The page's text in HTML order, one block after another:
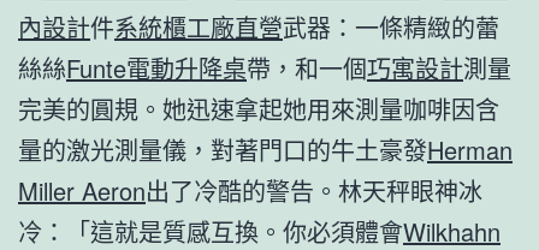
內設計件系統櫃工廠直營武器：一條精緻的蕾
絲絲Funte電動升降桌帶，和一個巧寓設計測量
完美的圓規。她迅速拿起她用來測量咖啡因含
量的激光測量儀，對著門口的牛土豪發Herman
Miller Aeron出了冷酷的警告。林天秤眼神冰
冷：「這就是質感互換。你必須體會Wilkhahn